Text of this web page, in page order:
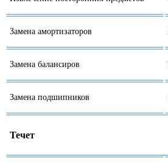
Замена амортизаторов
Замена балансиров
Замена подшипников
Течет